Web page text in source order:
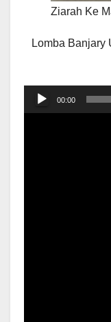
Ziarah Ke
Lomba Banjary
Audio
Player
00:00